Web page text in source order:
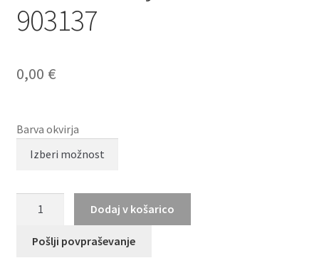
903137
0,00 €
Barva okvirja
903137
Dodaj v košarico
Pošlji povpraševanje